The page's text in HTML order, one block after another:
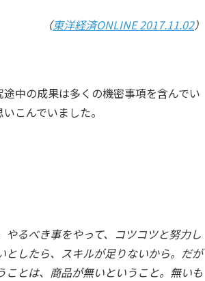
（東洋経済ONLINE 2017.11.02）
中の成果は多くの機密事項を含んでい
こんでいました。
るべき事をやって、コツコツと努力し
したら、スキルが足りないから。だが
とは、商品が無いということ。無いも